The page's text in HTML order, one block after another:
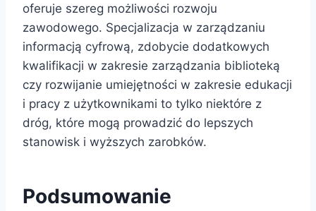
oferuje szereg możliwości rozwoju
zawodowego. Specjalizacja w zarządzaniu
informacją cyfrową, zdobycie dodatkowych
kwalifikacji w zakresie zarządzania biblioteką
czy rozwijanie umiejętności w zakresie edukacji
i pracy z użytkownikami to tylko niektóre z
dróg, które mogą prowadzić do lepszych
stanowisk i wyższych zarobków.
Podsumowanie